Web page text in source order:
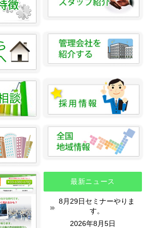
最新ニュース
8月29日セミナーやりま
す。
2026年8月5日